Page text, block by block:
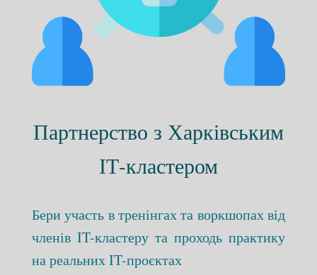
Партнерство з Харківським
ІТ-кластером
Бери участь в тренінгах та воркшопах від
членів IT-кластеру та проходь практику
на реальних IT-проєктах